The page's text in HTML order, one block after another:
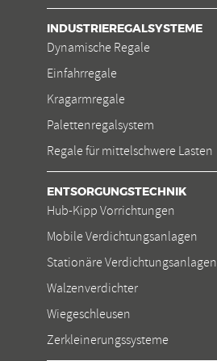
INDUSTRIEREGALSYSTEME
Dynamische Regale
Einfahrregale
Kragarmregale
Palettenregalsystem
Regale für mittelschwere Lasten
ENTSORGUNGSTECHNIK
Hub-Kipp Vorrichtungen
Mobile Verdichtungsanlagen
Stationäre Verdichtungsanlagen
Walzenverdichter
Wiegeschleusen
Zerkleinerungssysteme